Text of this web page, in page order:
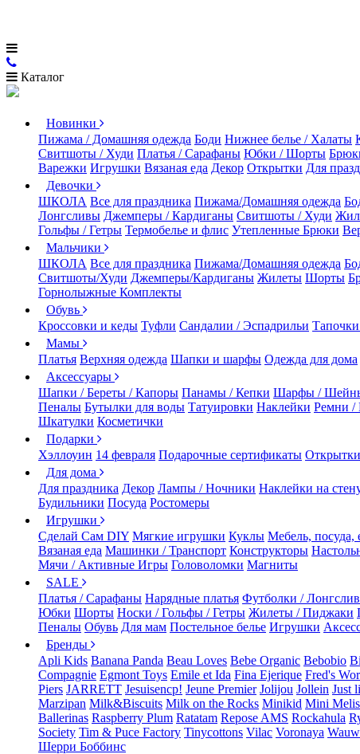
Каталог
Новинки
Пижама / Домашняя одежда Боди Нижнее белье / Халаты
Свитшоты / Худи Платья / Сарафаны Юбки / Шорты
Варежки Игрушки Вязаная еда Декор Открытки Для
Девочки
ШКОЛА Все для праздника Пижама/Домашняя одежда
Лонгсливы Джемперы / Кардиганы Свитшоты / Худи
Гольфы / Гетры Термобелье и флис Утепленные Брюки
Мальчики
ШКОЛА Все для праздника Пижама/Домашняя одежда
Свитшоты/Худи Джемперы/Кардиганы Жилеты Шорты
Горнолыжные Комплекты
Обувь
Кроссовки и кеды Туфли Сандалии / Эспадрильи
Мамы
Платья Верхняя одежда Шапки и шарфы Одежда для дома
Аксессуары
Шапки / Береты / Капоры Панамы / Кепки Шарфы /
Пеналы Бутылки для воды Татуировки Наклейки Ремни /
Шкатулки Косметички
Подарки
Хэллоуин 14 февраля Подарочные сертификаты Открытки
Для дома
Для праздника Декор Лампы / Ночники Наклейки на
Будильники Посуда Ростомеры
Игрушки
Сделай Сам DIY Мягкие игрушки Куклы Мебель, посуда,
Вязаная еда Машинки / Транспорт Конструкторы
Мячи / Активные Игры Головоломки Магниты
SALE
Платья / Сарафаны Нарядные платья Футболки /
Юбки Шорты Носки / Гольфы / Гетры Жилеты / Пиджаки
Пеналы Обувь Для мам Постельное белье Игрушки
Бренды
Apli Kids Banana Panda Beau Loves Bebe Organic Bebobio
Compagnie Egmont Toys Emile et Ida Fina Ejerique Fred's
Piers JARRETT Jesuisencp! Jeune Premier Jolijou Jollein Just
Marzipan Milk&Biscuits Milk on the Rocks Minikid Mini
Ballerinas Raspberry Plum Ratatam Repose AMS Rockahula
Society Tim & Puce Factory Tinycottons Vilac Voronaya
Шерри Боббинс